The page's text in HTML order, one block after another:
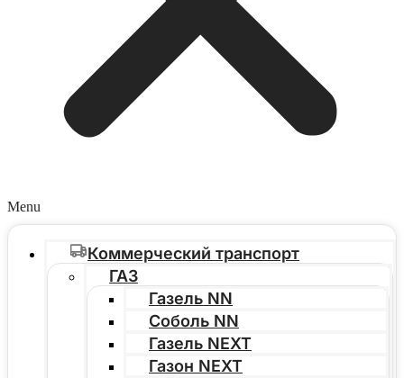
Menu
Коммерческий транспорт
ГАЗ
Газель NN
Соболь NN
Газель NEXT
Газон NEXT